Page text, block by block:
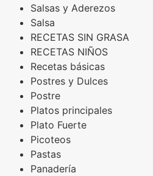
Salsas y Aderezos
Salsa
RECETAS SIN GRASA
RECETAS NIÑOS
Recetas básicas
Postres y Dulces
Postre
Platos principales
Plato Fuerte
Picoteos
Pastas
Panadería